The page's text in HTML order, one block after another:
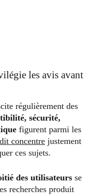
les avis avant
régulièrement des
sécurité,
figurent parmi les
concentre justement
ces sujets.
des utilisateurs se
recherches produit